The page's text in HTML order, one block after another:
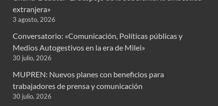
extranjera»
3 agosto, 2026
Conversatorio: «Comunicación, Políticas públicas y
Medios Autogestivos en la era de Milei»
30 julio, 2026
MUPREN: Nuevos planes con beneficios para
trabajadores de prensa y comunicación
30 julio, 2026